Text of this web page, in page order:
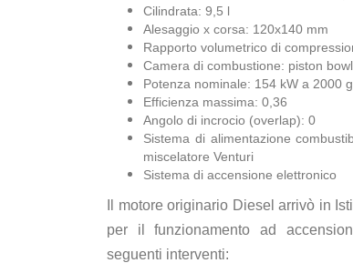
Cilindrata: 9,5 l
Alesaggio x corsa: 120x140 mm
Rapporto volumetrico di
Camera di combustione: piston bowl
Potenza nominale: 154 kW a 2000
Efficienza massima: 0,36
Angolo di incrocio (overlap): 0
Sistema di alimentazione
miscelatore Venturi
Sistema di accensione elettronico
Il motore originario Diesel arrivò in
per il funzionamento ad
seguenti interventi: